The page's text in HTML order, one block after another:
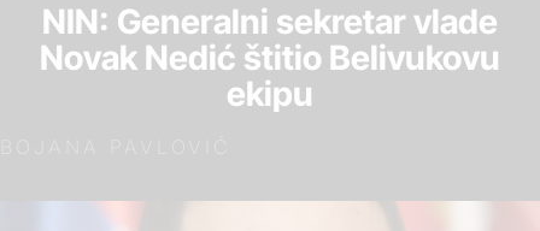
NIN: Generalni sekretar vlade
Novak Nedić štitio Belivukovu
ekipu